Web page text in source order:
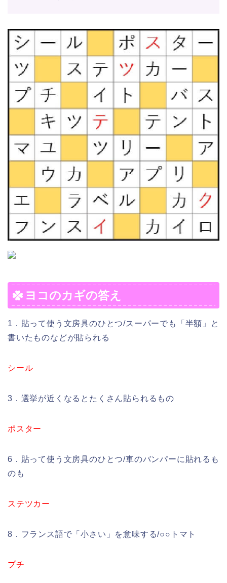
ヨコのカギの答え
1．貼って使う文房具のひとつ/スーパーでも「半額」と
書いたものなどが貼られる
シール
3．選挙が近くなるとたくさん貼られるもの
ポスター
6．貼って使う文房具のひとつ/車のバンパーに貼れるも
のも
ステツカー
8．フランス語で「小さい」を意味する/○○トマト
プチ